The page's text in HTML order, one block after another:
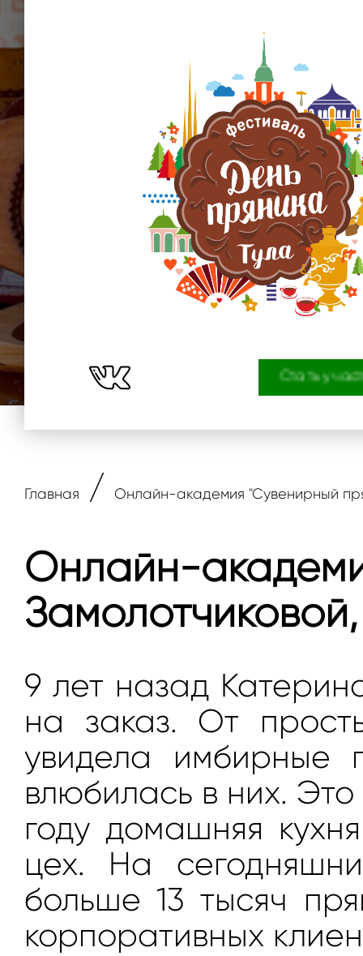
Стать
Главная / Онлайн-академия "Сувенирный
Онлайн-
9 лет назад
на заказ. От
увидела имбирные
влюбилась в них.
году домашняя
цех. На
больше 13 тысяч
корпоративных